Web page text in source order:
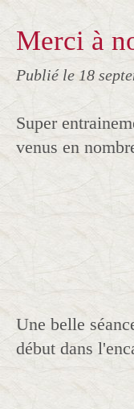
Merci à
Publié le 18
Super
venus en
Une belle
début dans